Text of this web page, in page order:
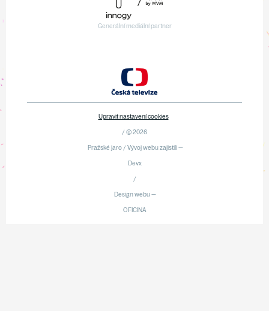
Generální mediální partner
Upravit nastavení cookies
/ © 2026
Pražské jaro / Vývoj webu zajistili —
Devx
/
Design webu —
OFICINA